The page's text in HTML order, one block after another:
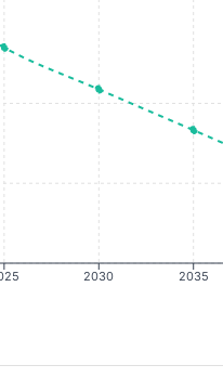
2030 2035